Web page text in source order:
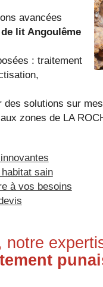
avancées
lit Angoulême
: traitement
des solutions sur
zones de LA
sain
à vos besoins
notre